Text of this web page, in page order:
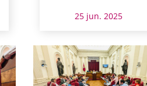
25 jun. 2025